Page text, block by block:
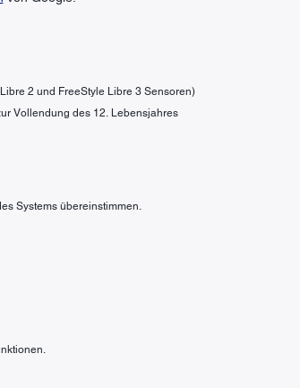
2 und FreeStyle Libre 3 Sensoren)
Vollendung des 12. Lebensjahres
Systems übereinstimmen.